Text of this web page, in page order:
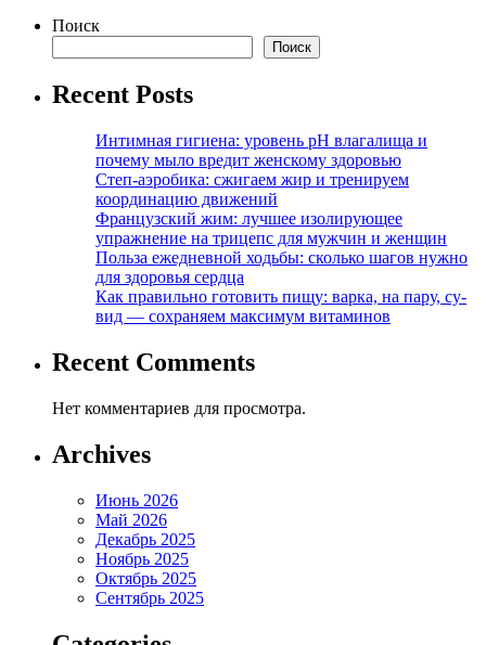
Поиск
Поиск
Recent Posts
Интимная гигиена: уровень pH влагалища и
почему мыло вредит женскому здоровью
Степ-аэробика: сжигаем жир и тренируем
координацию движений
Французский жим: лучшее изолирующее
упражнение на трицепс для мужчин и женщин
Польза ежедневной ходьбы: сколько шагов нужно
для здоровья сердца
Как правильно готовить пищу: варка, на пару, су-
вид — сохраняем максимум витаминов
Recent Comments
Нет комментариев для просмотра.
Archives
Июнь 2026
Май 2026
Декабрь 2025
Ноябрь 2025
Октябрь 2025
Сентябрь 2025